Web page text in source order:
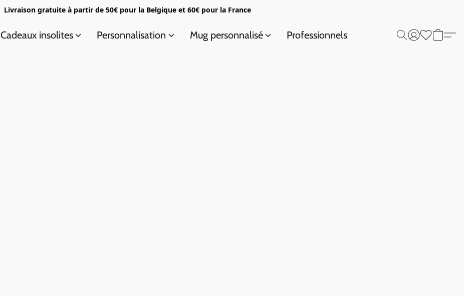
Livraison gratuite à partir de 50€ pour la Belgique et 60€ pour la France
Cadeaux insolites Personnalisation Mug personnalisé Professionnels